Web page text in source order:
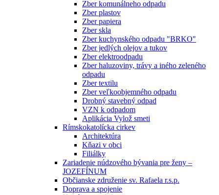
Zber komunálneho odpadu
Zber plastov
Zber papiera
Zber skla
Zber kuchynského odpadu "BRKO"
Zber jedlých olejov a tukov
Zber elektroodpadu
Zber haluzoviny, trávy a iného zeleného
odpadu
Zber textilu
Zber veľkoobjemného odpadu
Drobný stavebný odpad
VZN k odpadom
Aplikácia Vylož smeti
Rímskokatolícka cirkev
Architektúra
Kňazi v obci
Filiálky
Zariadenie núdzového bývania pre ženy –
JOZEFÍNUM
Občianske združenie sv. Rafaela r.s.p.
Doprava a spojenie